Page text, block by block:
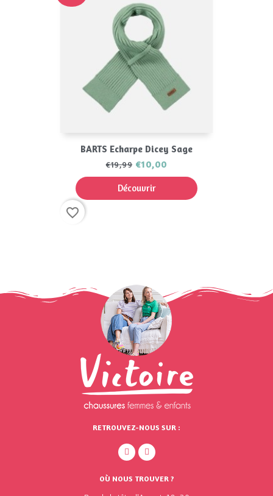
BARTS Echarpe Dicey Sage
€19,99 €10,00
Découvrir
favorite_border
RETROUVEZ-NOUS SUR :
OÙ NOUS TROUVER ?